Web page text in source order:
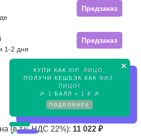
×
КУПИ КАК ЮР. ЛИЦО
ПОЛУЧИ КЕШБЭК КАК ФИЗ.
ЛИЦО !
🎉
1 БАЛЛ = 1 ₽ 🎉
ПОДРОБНЕЕ
Предзаказ
Предзаказ
1-2 дня
Предзаказ
(в т.ч. НДС 22%): 11 022 ₽